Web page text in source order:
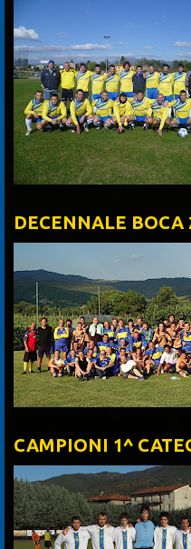
DECENNALE BOCA
CAMPIONI 1^